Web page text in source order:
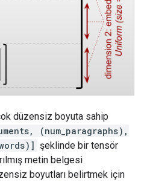
düzensiz boyuta sahip
(num_paragraphs),
şeklinde bir tensör
metin belgesi
boyutları belirtmek için